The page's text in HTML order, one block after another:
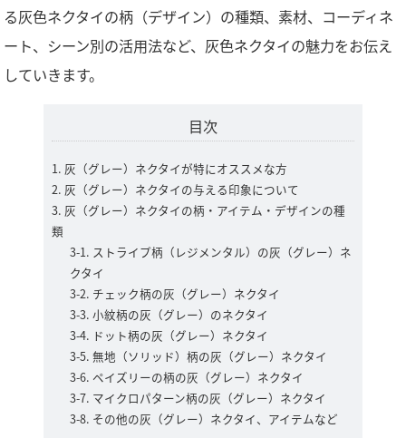
る灰色ネクタイの柄（デザイン）の種類、素材、コーディネ
ート、シーン別の活用法など、灰色ネクタイの魅力をお伝え
していきます。
目次
灰（グレー）ネクタイが特にオススメな方
灰（グレー）ネクタイの与える印象について
灰（グレー）ネクタイの柄・アイテム・デザインの種
類
ストライプ柄（レジメンタル）の灰（グレー）ネ
クタイ
チェック柄の灰（グレー）ネクタイ
小紋柄の灰（グレー）のネクタイ
ドット柄の灰（グレー）ネクタイ
無地（ソリッド）柄の灰（グレー）ネクタイ
ペイズリーの柄の灰（グレー）ネクタイ
マイクロパターン柄の灰（グレー）ネクタイ
その他の灰（グレー）ネクタイ、アイテムなど